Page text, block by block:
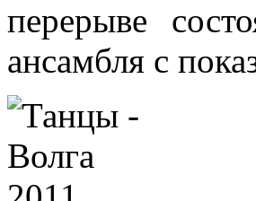
перерыве
ансамбля с